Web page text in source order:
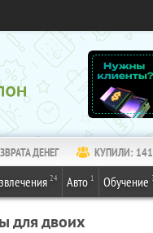
ДЕНЕГ КУПИЛИ:
24 Авто 1 Обучение
для двоих